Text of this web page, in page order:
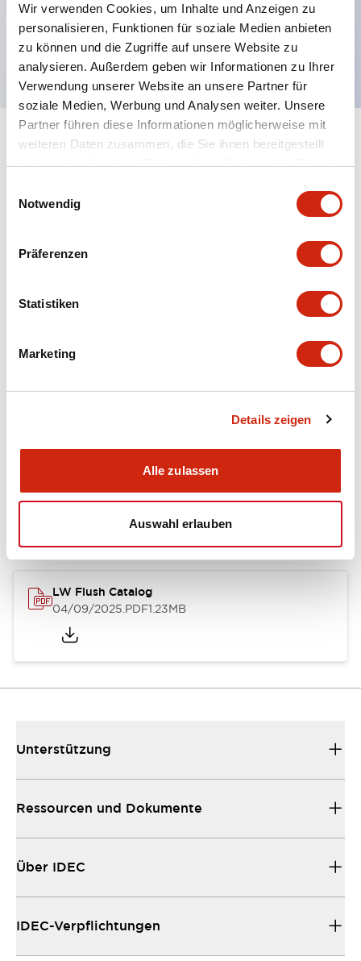
Wir verwenden Cookies, um Inhalte und Anzeigen zu
personalisieren, Funktionen für soziale Medien anbieten
zu können und die Zugriffe auf unsere Website zu
analysieren. Außerdem geben wir Informationen zu Ihrer
Verwendung unserer Website an unsere Partner für
soziale Medien, Werbung und Analysen weiter. Unsere
Partner führen diese Informationen möglicherweise mit
weiteren Daten zusammen, die Sie ihnen bereitgestellt
haben oder die sie im Rahmen Ihrer Nutzung der Dienste
Notwendig
Präferenzen
Statistiken
Marketing
Details zeigen
Alle zulassen
Auswahl erlauben
eine hochsichere Stiftzuhaltungsstruktur
Schutzart IP65 (IEC60529)
Spezifikationen Alle erweitern
portion)
Dokumente und Dateien
Kataloge & Broschüren Genehmigungen & Standards
LW Flush Catalog
04/09/2025.PDF1.23MB
Unterstützung
Ressourcen und Dokumente
Über IDEC
IDEC-Verpflichtungen